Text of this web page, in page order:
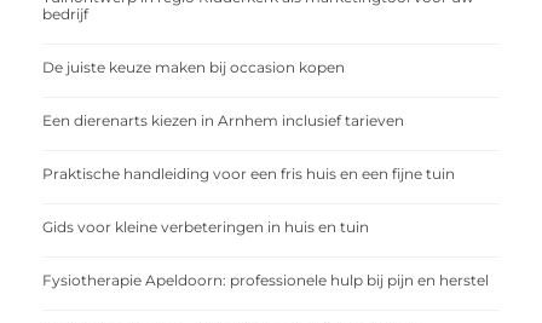
bedrijf
De juiste keuze maken bij occasion kopen
Een dierenarts kiezen in Arnhem inclusief tarieven
Praktische handleiding voor een fris huis en een fijne tuin
Gids voor kleine verbeteringen in huis en tuin
Fysiotherapie Apeldoorn: professionele hulp bij pijn en herstel